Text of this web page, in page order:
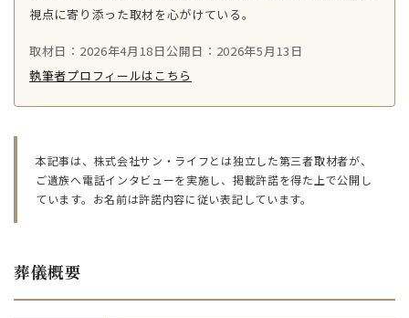
視点に寄り添った取材を心がけている。
取材日：2026年4月18日公開日：2026年5月13日
執筆者プロフィールはこちら
本記事は、株式会社サン・ライフとは独立した第三者取材者が、
ご遺族へ電話インタビューを実施し、掲載許諾を得た上で公開し
ています。お名前は許諾内容に従い表記しています。
葬儀概要